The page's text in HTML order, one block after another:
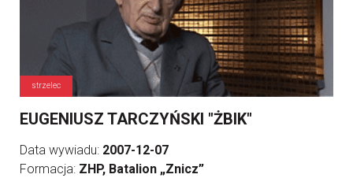
strzelec
EUGENIUSZ TARCZYŃSKI "ŻBIK"
Data wywiadu: 2007-12-07
Formacja: ZHP, Batalion „Znicz”